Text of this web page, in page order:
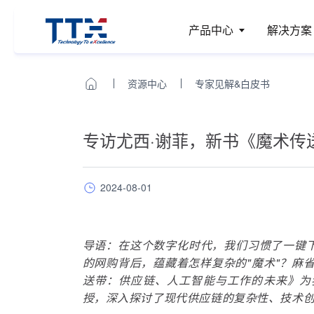
产品中心 解决方案
资源中心 专家见解&白皮书
专访尤西·谢菲，新书《魔术
2024-08-01
导语：在这个数字化时代，我们习惯了一
的网购背后，蕴藏着怎样复杂的"魔术"？麻
送带：供应链、人工智能与工作的未来》
授，深入探讨了现代供应链的复杂性、技术